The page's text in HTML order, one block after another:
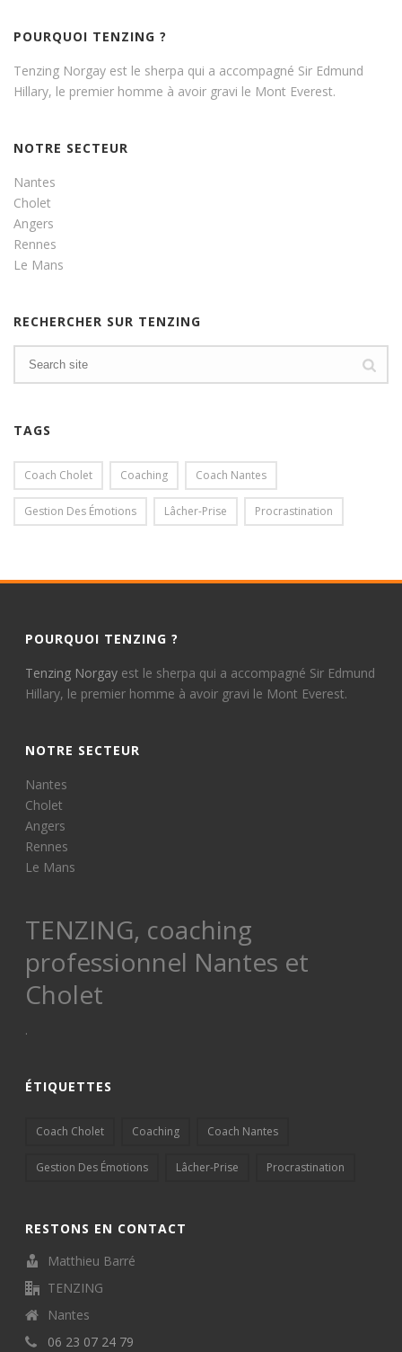
POURQUOI TENZING ?
Tenzing Norgay est le sherpa qui a accompagné Sir Edmund
Hillary, le premier homme à avoir gravi le Mont Everest.
NOTRE SECTEUR
Nantes
Cholet
Angers
Rennes
Le Mans
RECHERCHER SUR TENZING
TAGS
Coach Cholet Coaching Coach Nantes
Gestion Des Émotions Lâcher-Prise Procrastination
POURQUOI TENZING ?
Tenzing Norgay est le sherpa qui a accompagné Sir Edmund
Hillary, le premier homme à avoir gravi le Mont Everest.
NOTRE SECTEUR
Nantes
Cholet
Angers
Rennes
Le Mans
TENZING, coaching
professionnel Nantes et
Cholet
.
ÉTIQUETTES
Coach Cholet Coaching Coach Nantes
Gestion Des Émotions Lâcher-Prise Procrastination
RESTONS EN CONTACT
Matthieu Barré
TENZING
Nantes
06 23 07 24 79